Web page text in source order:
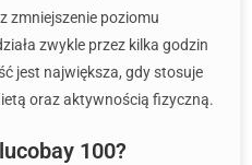
zmniejszenie poziomu
zwykle przez kilka godzin
jest największa, gdy stosuje
oraz aktywnością fizyczną.
100?